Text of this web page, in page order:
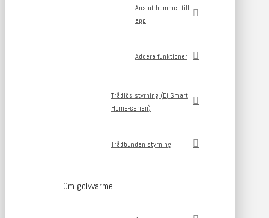
Anslut hemmet till
app
Addera funktioner
Trådlös styrning (Ej Smart
Home-serien)
Trådbunden styrning
Om golvvärme